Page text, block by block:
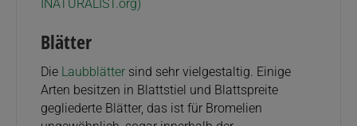
INATURALIST.org)
Blätter
Die Laubblätter sind sehr vielgestaltig. Einige
Arten besitzen in Blattstiel und Blattspreite
gegliederte Blätter, das ist für Bromelien